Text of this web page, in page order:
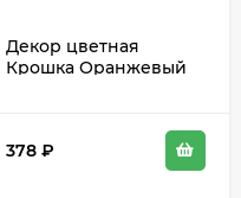
Декор цветная
Крошка Оранжевый
378 ₽